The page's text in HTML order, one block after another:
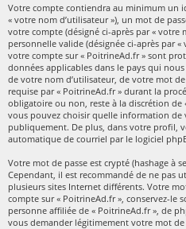
Votre compte contiendra au minimum un
« votre nom d’utilisateur »), un mot de
votre compte (désigné ci-après par « votre
personnelle valide (désignée ci-après par
votre compte sur « PoitrineAd.fr » sont
données applicables dans le pays qui
de votre nom d’utilisateur, de votre mot
requise par « PoitrineAd.fr » durant la
obligatoire ou non, reste à la discrétion de
vous pouvez choisir quelle information de
publiquement. De plus, dans votre profil,
automatique de courriel par le logiciel
Votre mot de passe est crypté (hashage à
Cependant, il est recommandé de ne pas
plusieurs sites Internet différents. Votre
compte sur « PoitrineAd.fr », conservez-le
personne affiliée de « PoitrineAd.fr », de
vous demander légitimement votre mot